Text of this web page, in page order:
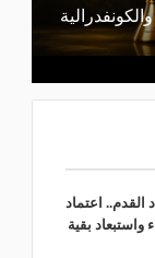
القدم.. اعتماد
واستبعاد بقية